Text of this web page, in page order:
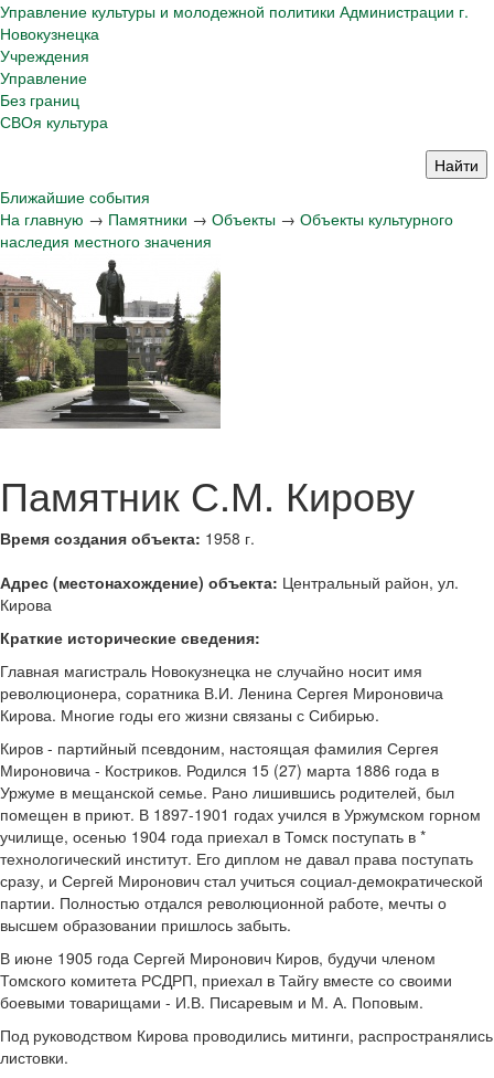
Управление культуры и молодежной политики Администрации г.
Новокузнецка
Учреждения
Управление
Без границ
СВОя культура
Ближайшие события
На главную → Памятники → Объекты → Объекты культурного
наследия местного значения
Памятник С.М. Кирову
Время создания объекта: 1958 г.
Адрес (местонахождение) объекта: Центральный район, ул.
Кирова
Краткие исторические сведения:
Главная магистраль Новокузнецка не случайно носит имя
революционера, соратника В.И. Ленина Сергея Мироновича
Кирова. Многие годы его жизни связаны с Сибирью.
Киров - партийный псевдоним, настоящая фамилия Сергея
Мироновича - Костриков. Родился 15 (27) марта 1886 года в
Уржуме в мещанской семье. Рано лишившись родителей, был
помещен в приют. В 1897-1901 годах учился в Уржумском горном
училище, осенью 1904 года приехал в Томск поступать в *
технологический институт. Его диплом не давал права поступать
сразу, и Сергей Миронович стал учиться социал-демократической
партии. Полностью отдался революционной работе, мечты о
высшем образовании пришлось забыть.
В июне 1905 года Сергей Миронович Киров, будучи членом
Томского комитета РСДРП, приехал в Тайгу вместе со своими
боевыми товарищами - И.В. Писаревым и М. А. Поповым.
Под руководством Кирова проводились митинги, распространялись
листовки.